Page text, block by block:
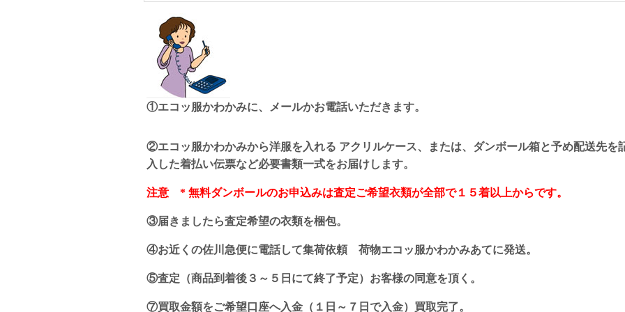
①エコッ服かわかみに、メールかお電話いただきます。
②エコッ服かわかみから洋服を入れる アクリルケース、または、ダンボール箱と予め配送先を
入した着払い伝票など必要書類一式をお届けします。
注意 * 無料ダンボールのお申込みは査定ご希望衣類が全部で１５着以上からです。
③届きましたら査定希望の衣類を梱包。
④お近くの佐川急便に電話して集荷依頼 荷物エコッ服かわかみあてに発送。
⑤査定（商品到着後３～５日にて終了予定）お客様の同意を頂く。
⑦買取金額をご希望口座へ入金（１日～７日で入金）買取完了。